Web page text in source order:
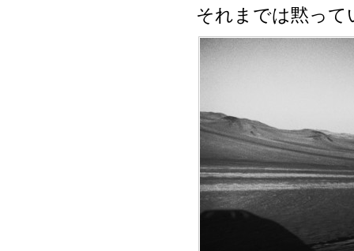
それまでは黙って